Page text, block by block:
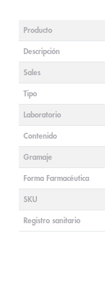
Producto
Descripción
Sales
Tipo
Laboratorio
Contenido
Gramaje
Forma Farmacéutica
SKU
Registro sanitario